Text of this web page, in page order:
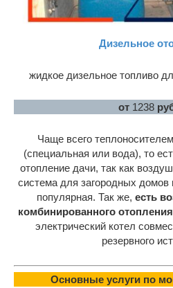
Дизельное
жидкое дизельное топливо
от 1238
Чаще всего
(специальная или вода), то
отопление дачи, так как
система для загородных домов
популярная. Так же, есть
комбинированного отопления
электрический котел
резервного
Основные услуги по